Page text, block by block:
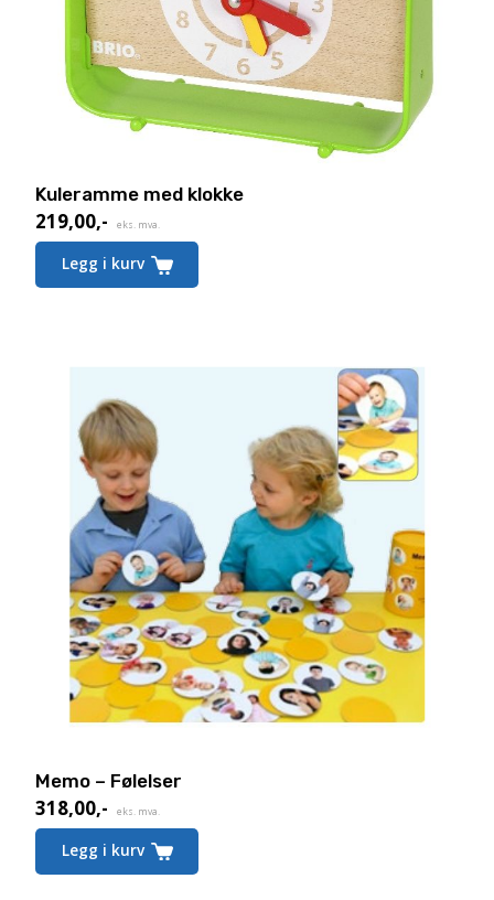
Kuleramme med klokke
219,00,- eks. mva.
Legg i kurv
Memo – Følelser
318,00,- eks. mva.
Legg i kurv